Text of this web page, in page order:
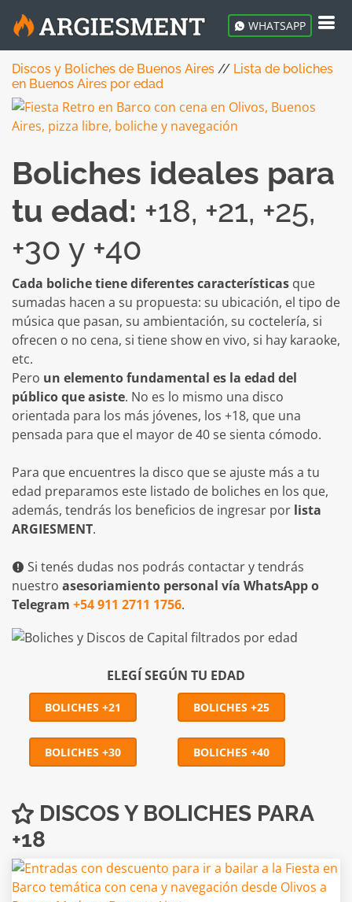
WHATSAPP
Discos y Boliches de Buenos Aires // Lista de boliches
en Buenos Aires por edad
Boliches ideales para
tu edad: +18, +21, +25,
+30 y +40
Cada boliche tiene diferentes características que
sumadas hacen a su propuesta: su ubicación, el tipo de
música que pasan, su ambientación, su coctelería, si
ofrecen o no cena, si tiene show en vivo, si hay karaoke,
etc.
Pero un elemento fundamental es la edad del
público que asiste. No es lo mismo una disco
orientada para los más jóvenes, los +18, que una
pensada para que el mayor de 40 se sienta cómodo.
Para que encuentres la disco que se ajuste más a tu
edad preparamos este listado de boliches en los que,
además, tendrás los beneficios de ingresar por lista
ARGIESMENT.
Si tenés dudas nos podrás contactar y tendrás
nuestro asesoriamiento personal vía WhatsApp o
Telegram +54 911 2711 1756.
ELEGÍ SEGÚN TU EDAD
BOLICHES +21 BOLICHES +25
BOLICHES +30 BOLICHES +40
DISCOS Y BOLICHES PARA
+18